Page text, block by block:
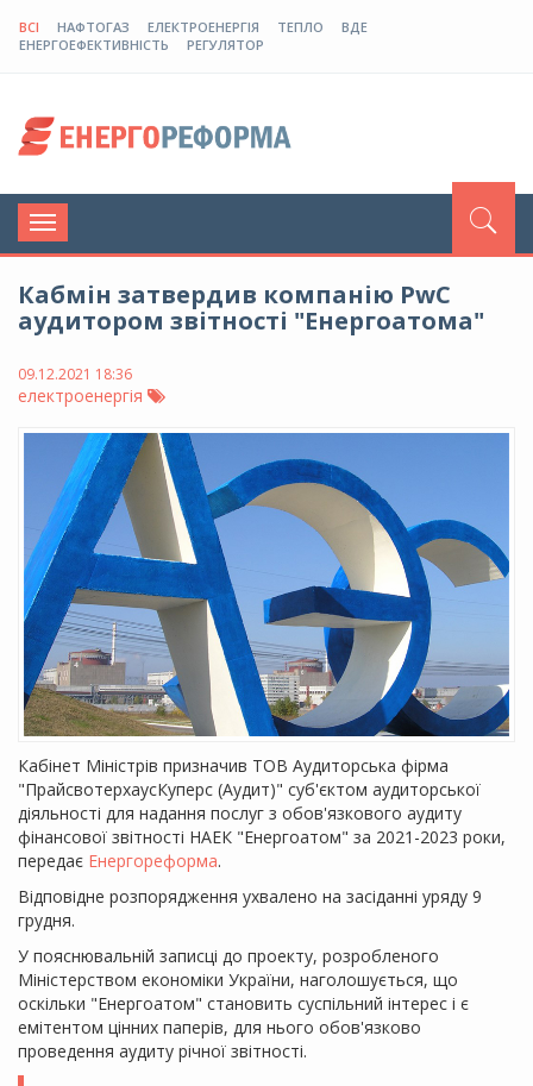
ВСІ НАФТОГАЗ ЕЛЕКТРОЕНЕРГІЯ ТЕПЛО
ВДЕ
ЕНЕРГОЕФЕКТИВНІСТЬ
РЕГУЛЯТОР
Toggle
navigation
Кабмін затвердив компанію PwC
аудитором звітності "Енергоатома"
09.12.2021 18:36
електроенергія
Кабінет Міністрів призначив ТОВ Аудиторська фірма
"ПрайсвотерхаусКуперс (Аудит)" суб'єктом аудиторської
діяльності для надання послуг з обов'язкового аудиту
фінансової звітності НАЕК "Енергоатом" за 2021-2023 роки,
передає Енергореформа.
Відповідне розпорядження ухвалено на засіданні уряду 9
грудня.
У пояснювальній записці до проекту, розробленого
Міністерством економіки України, наголошується, що
оскільки "Енергоатом" становить суспільний інтерес і є
емітентом цінних паперів, для нього обов'язково
проведення аудиту річної звітності.